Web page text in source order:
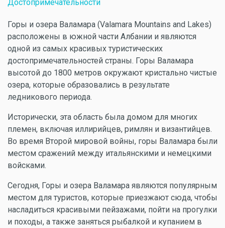
Достопримечательности
Горы и озера Валамара (Valamara Mountains and Lakes)
расположены в южной части Албании и являются
одной из самых красивых туристических
достопримечательностей страны. Горы Валамара
высотой до 1800 метров окружают кристально чистые
озера, которые образовались в результате
ледникового периода.
Исторически, эта область была домом для многих
племен, включая иллирийцев, римлян и византийцев.
Во время Второй мировой войны, горы Валамара были
местом сражений между итальянскими и немецкими
войсками.
Сегодня, Горы и озера Валамара являются популярным
местом для туристов, которые приезжают сюда, чтобы
насладиться красивыми пейзажами, пойти на прогулки
и походы, а также заняться рыбалкой и купанием в